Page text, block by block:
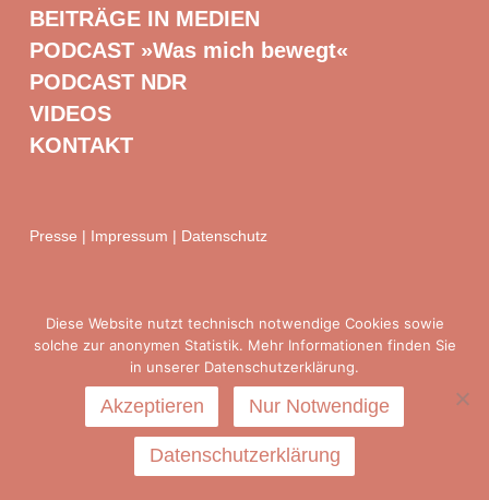
BEITRÄGE IN MEDIEN
PODCAST »Was mich bewegt«
PODCAST NDR
VIDEOS
KONTAKT
Presse Impressum Datenschutz
Diese Website nutzt technisch notwendige Cookies sowie
solche zur anonymen Statistik. Mehr Informationen finden Sie
in unserer Datenschutzerklärung.
Akzeptieren Nur Notwendige
Datenschutzerklärung